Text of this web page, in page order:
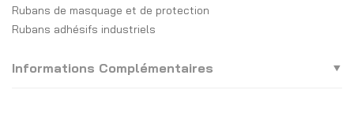
Rubans de masquage et de protection
Rubans adhésifs industriels
Informations Complémentaires